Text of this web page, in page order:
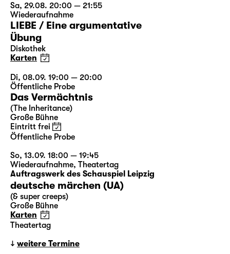
Sa, 29.08. 20:00 — 21:55
Wiederaufnahme
LIEBE / Eine argumentative
Übung
Diskothek
Karten
Di, 08.09. 19:00 — 20:00
Öffentliche Probe
Das Vermächtnis
(The Inheritance)
Große Bühne
Eintritt frei
Öffentliche Probe
So, 13.09. 18:00 — 19:45
Wiederaufnahme, Theatertag
Auftragswerk des Schauspiel Leipzig
deutsche märchen (UA)
(& super creeps)
Große Bühne
Karten
Theatertag
weitere Termine